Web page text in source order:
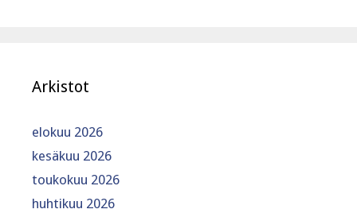
Arkistot
elokuu 2026
kesäkuu 2026
toukokuu 2026
huhtikuu 2026